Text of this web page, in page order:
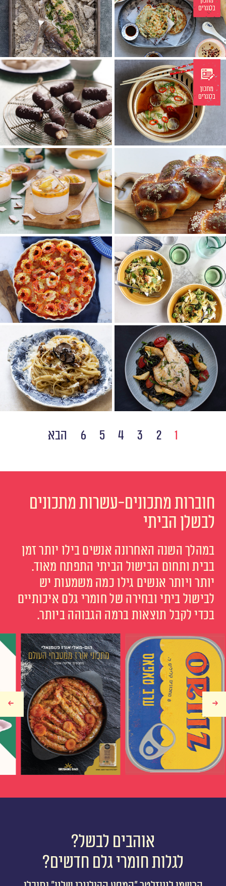
בינג- לחם סיני
בתוספת בצל ירוק ושמן
שומשום
דג במלח אטלנטי
שיטת ההכנה הקלה וטעימה
ביותר לדגים
דג מאודה
ברוטב סויה וג׳ינג׳ר
חטיפי קוקוס, שוקולד
ובוטנים
ממתק טבעוני ממכר
חלה לשבת
רכה ועסיסית
טפיוקה פירות טרופיים
קינוח טבעוני, טעים ומיוחד
טריפוליני ירקות גינה
ארוחה קלילה ומזינה
לזניה מגולגלת במילוי
גבינות
אותה הגברת בשינוי אדרת
לינגוויני דגים שחור
לינגוויני כמהין
ברוטב שום ופטריות
1
2
3
4
5
6 הבא
חוברות מתכונים-עשרות מתכונים
לבשלן הביתי
במהלך השנה האחרונה אנשים בילו יותר זמן
בבית ותחום הבישול הביתי התפתח מאוד.
יותר ויותר אנשים גילו כמה משמעות יש
לבישול ביתי ובחירה של חומרי גלם איכותיים
בכדי לקבל תוצאות ברמה הגבוהה ביותר.
אוהבים לבשל?
לגלות חומרי גלם חדשים?